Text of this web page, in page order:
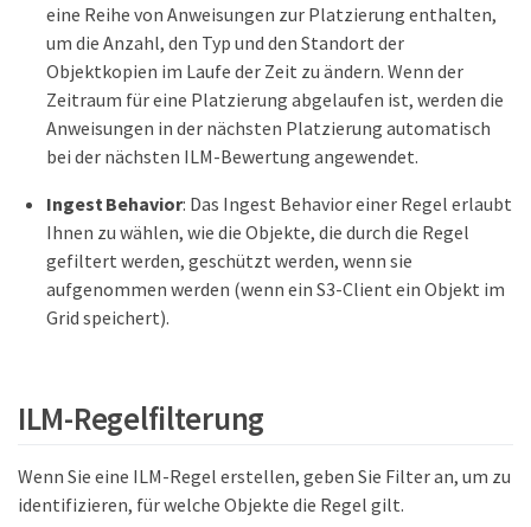
eine Reihe von Anweisungen zur Platzierung enthalten,
um die Anzahl, den Typ und den Standort der
Objektkopien im Laufe der Zeit zu ändern. Wenn der
Zeitraum für eine Platzierung abgelaufen ist, werden die
Anweisungen in der nächsten Platzierung automatisch
bei der nächsten ILM-Bewertung angewendet.
Ingest Behavior: Das Ingest Behavior einer Regel erlaubt
Ihnen zu wählen, wie die Objekte, die durch die Regel
gefiltert werden, geschützt werden, wenn sie
aufgenommen werden (wenn ein S3-Client ein Objekt im
Grid speichert).
ILM-Regelfilterung
Wenn Sie eine ILM-Regel erstellen, geben Sie Filter an, um zu
identifizieren, für welche Objekte die Regel gilt.